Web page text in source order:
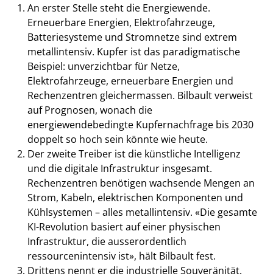
An erster Stelle steht die Energiewende.
Erneuerbare Energien, Elektrofahrzeuge,
Batteriesysteme und Stromnetze sind extrem
metallintensiv. Kupfer ist das paradigmatische
Beispiel: unverzichtbar für Netze,
Elektrofahrzeuge, erneuerbare Energien und
Rechenzentren gleichermassen. Bilbault verweist
auf Prognosen, wonach die
energiewendebedingte Kupfernachfrage bis 2030
doppelt so hoch sein könnte wie heute.
Der zweite Treiber ist die künstliche Intelligenz
und die digitale Infrastruktur insgesamt.
Rechenzentren benötigen wachsende Mengen an
Strom, Kabeln, elektrischen Komponenten und
Kühlsystemen – alles metallintensiv. «Die gesamte
KI-Revolution basiert auf einer physischen
Infrastruktur, die ausserordentlich
ressourcenintensiv ist», hält Bilbault fest.
Drittens nennt er die industrielle Souveränität.